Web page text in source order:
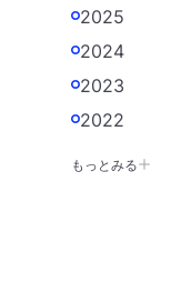
2025
2024
2023
2022
もっとみる